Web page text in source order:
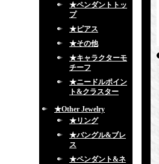
★ペンダントトッ
プ
★ピアス
★その他
★キャラクターモ
チーフ
★ニードルポイン
ト&クラスター
★Other Jewelry
★リング
★バングル&ブレ
ス
★ペンダント&ネ